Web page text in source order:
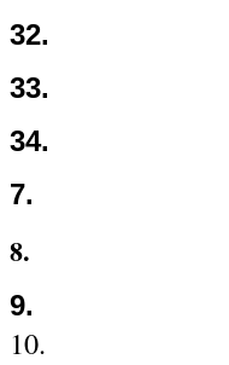
32.
33.
34.
7.
8.
9.
10.